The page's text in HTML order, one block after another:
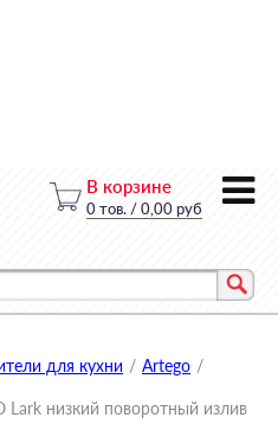
В корзине
для кухни / Artego /
Lark низкий поворотный излив